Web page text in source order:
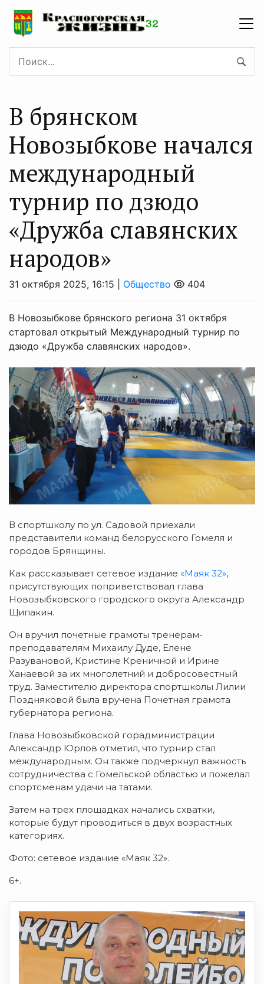
В брянском
Новозыбкове начался
международный
турнир по дзюдо
«Дружба славянских
народов»
31 октября 2025, 16:15 | Общество 404
В Новозыбкове брянского региона 31 октября
стартовал открытый Международный турнир по
дзюдо «Дружба славянских народов».
В спортшколу по ул. Садовой приехали
представители команд белорусского Гомеля и
городов Брянщины.
Как рассказывает сетевое издание «Маяк 32»,
присутствующих поприветствовал глава
Новозыбковского городского округа Александр
Щипакин.
Он вручил почетные грамоты тренерам-
преподавателям Михаилу Дуде, Елене
Разувановой, Кристине Креничной и Ирине
Ханаевой за их многолетний и добросовестный
труд. Заместителю директора спортшколы Лилии
Поздняковой была вручена Почетная грамота
губернатора региона.
Глава Новозыбковской горадминистрации
Александр Юрлов отметил, что турнир стал
международным. Он также подчеркнул важность
сотрудничества с Гомельской областью и пожелал
спортсменам удачи на татами.
Затем на трех площадках начались схватки,
которые будут проводиться в двух возрастных
категориях.
Фото: сетевое издание «Маяк 32».
6+.